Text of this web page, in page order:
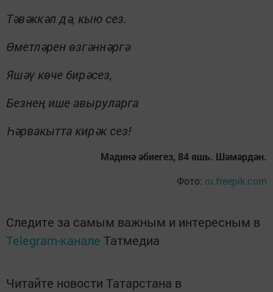
Тәвәккәл дә, кыю сез.
Өметләрен өзгәннәргә
Яшәү көче бирәсез,
Безнең ише авыруларга
Һәрвакытта кирәк сез!
Мәдинә әбиегез, 84 яшь. Шәмәрдән.
Фото: ru.freepik.com
Следите за самым важным и интересным в
Telegram-канале Татмедиа
Читайте новости Татарстана в